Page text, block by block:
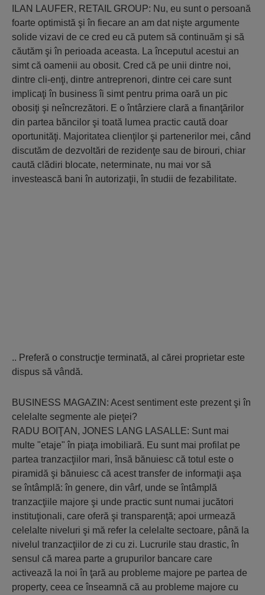
ILAN LAUFER, RETAIL GROUP: Nu, eu sunt o persoană
foarte optimistă şi în fiecare an am dat nişte argumente
solide vizavi de ce cred eu că putem să continuăm şi să
căutăm şi în perioada aceasta. La începutul acestui an
simt că oamenii au obosit. Cred că pe unii dintre noi,
dintre cli-enţi, dintre antreprenori, dintre cei care sunt
implicaţi în business îi simt pentru prima oară un pic
obosiţi şi neîncrezători. E o întârziere clară a finanţărilor
din partea băncilor şi toată lumea practic caută doar
oportunităţi. Majoritatea clienţilor şi partenerilor mei, când
discutăm de dezvoltări de rezidenţe sau de birouri, chiar
caută clădiri blocate, neterminate, nu mai vor să
investească bani în autorizaţii, în studii de fezabilitate.
.. Preferă o construcţie terminată, al cărei proprietar este
dispus să vândă.
BUSINESS MAGAZIN: Acest sentiment este prezent şi în
celelalte segmente ale pieţei?
RADU BOIŢAN, JONES LANG LASALLE: Sunt mai
multe "etaje" în piaţa imobiliară. Eu sunt mai profilat pe
partea tranzacţiilor mari, însă bănuiesc că totul este o
piramidă şi bănuiesc că acest transfer de informaţii aşa
se întâmplă: în genere, din vârf, unde se întâmplă
tranzacţiile majore şi unde practic sunt numai jucători
instituţionali, care oferă şi transparenţă; apoi urmează
celelalte niveluri şi mă refer la celelalte sectoare, până la
nivelul tranzacţiilor de zi cu zi. Lucrurile stau drastic, în
sensul că marea parte a grupurilor bancare care
activează la noi în ţară au probleme majore pe partea de
property, ceea ce înseamnă că au probleme majore cu